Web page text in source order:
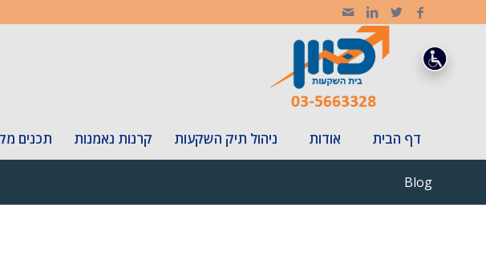
דף הבית אודות ניהול תיק השקעות קרנות נאמנות תכנים
Blog